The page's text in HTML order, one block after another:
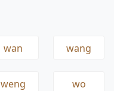
wan wang
weng wo